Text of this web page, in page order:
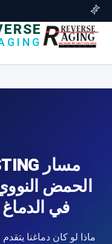
🧬
الحمض
في
ماذا لو كان دماغنا